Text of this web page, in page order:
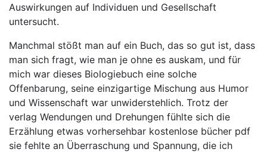
Auswirkungen auf Individuen und Gesellschaft
untersucht.
Manchmal stößt man auf ein Buch, das so gut ist, dass
man sich fragt, wie man je ohne es auskam, und für
mich war dieses Biologiebuch eine solche
Offenbarung, seine einzigartige Mischung aus Humor
und Wissenschaft war unwiderstehlich. Trotz der
verlag Wendungen und Drehungen fühlte sich die
Erzählung etwas vorhersehbar kostenlose bücher pdf
sie fehlte an Überraschung und Spannung, die ich